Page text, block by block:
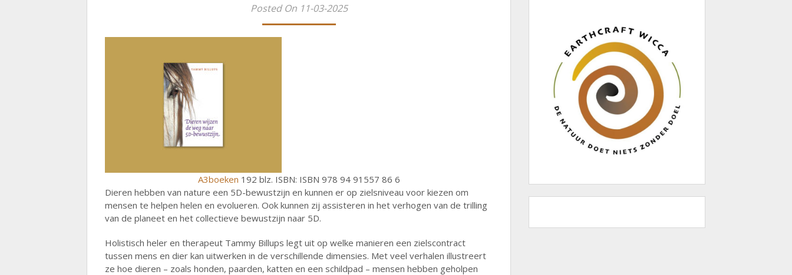
Posted On 11-03-2025
A3boeken 192 blz. ISBN: ISBN 978 94 91557 86 6
Dieren hebben van nature een 5D-bewustzijn en kunnen er op zielsniveau voor kiezen om
mensen te helpen helen en evolueren. Ook kunnen zij assisteren in het verhogen van de trilling
van de planeet en het collectieve bewustzijn naar 5D.
Holistisch heler en therapeut Tammy Billups legt uit op welke manieren een zielscontract
tussen mens en dier kan uitwerken in de verschillende dimensies. Met veel verhalen illustreert
ze hoe dieren – zoals honden, paarden, katten en een schildpad – mensen hebben geholpen